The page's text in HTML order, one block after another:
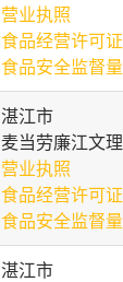
营业执照
食品经营许可证
食品安全监督
湛江市
麦当劳廉江文
营业执照
食品经营许可证
食品安全监督
湛江市